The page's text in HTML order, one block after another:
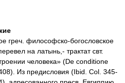
греч. философско-богословское
на латынь,- трактат свт.
человека» (De conditione
Из предисловия (Ibid. Col. 345-